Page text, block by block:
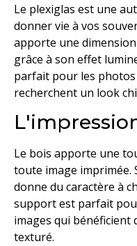
Le plexiglas est une
donner vie à vos
apporte une
grâce à son effet
parfait pour les
recherchent un look
Le bois apporte une
toute image imprimée.
donne du caractère à
support est parfait
images qui
texturé.